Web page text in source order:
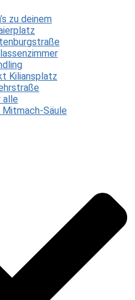
zu deinem
Kiliansplatz
alle
Mitmach-Säule